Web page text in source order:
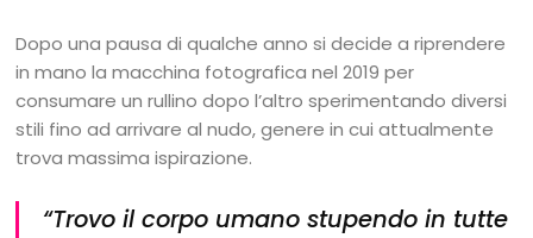
Dopo una pausa di qualche anno si decide a riprendere
in mano la macchina fotografica nel 2019 per
consumare un rullino dopo l’altro sperimentando diversi
stili fino ad arrivare al nudo, genere in cui attualmente
trova massima ispirazione.
“Trovo il corpo umano stupendo in tutte